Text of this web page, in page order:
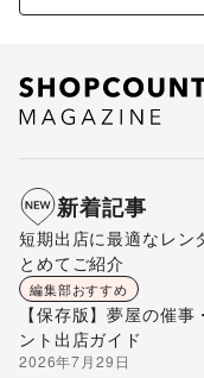
新着記事
短期出店に最適なレン
とめてご紹介
編集部おすすめ
【保存版】夢屋の催事
ント出店ガイド
2026年7月29日